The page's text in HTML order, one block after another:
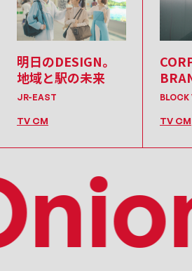
明日のDESIGN。
地域と駅の未来
JR-EAST
TV CM
BLOCK
TV CM